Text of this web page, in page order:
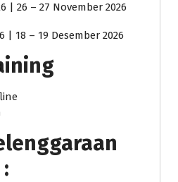
| 26 – 27 November 2026
| 18 – 19 Desember 2026